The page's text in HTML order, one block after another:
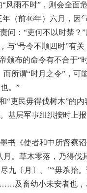
风雨不时”，则会全面危
年（前46年）六月，
问：“吏何不以时禁
与“号令不顺四时”有
颁布的命令有不合于
所谓“时月之令”，
。”
“吏民毋得伐树木”的
基层军事组织按时上
书《使者和中所督察
。草木零落，乃得
九〔月〕。”“毋杀孡
及畜幼小未安者也